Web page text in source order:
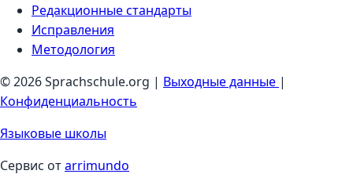
Редакционные стандарты
Исправления
Методология
© 2026 Sprachschule.org | Выходные данные |
Конфиденциальность
Языковые школы
Сервис отarrimundo